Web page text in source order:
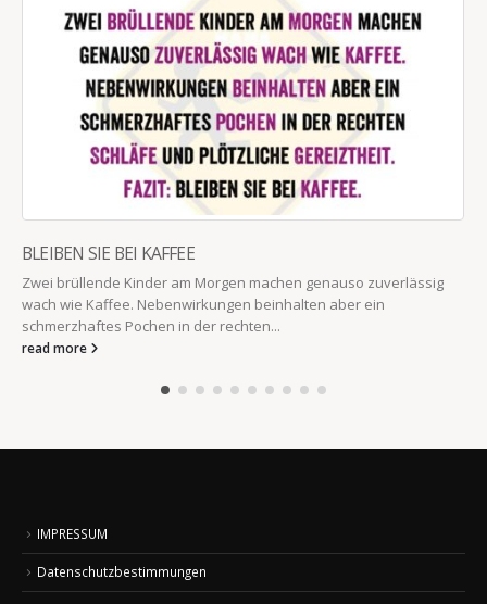
BLEIBEN SIE BEI KAFFEE
Zwei brüllende Kinder am Morgen machen genauso zuverlässig
wach wie Kaffee. Nebenwirkungen beinhalten aber ein
schmerzhaftes Pochen in der rechten...
read more
IMPRESSUM
Datenschutzbestimmungen